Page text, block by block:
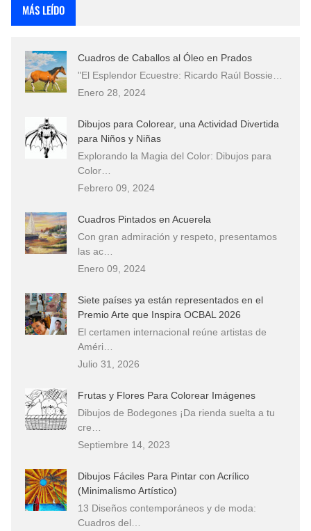
MÁS LEÍDO
Cuadros de Caballos al Óleo en Prados
"El Esplendor Ecuestre: Ricardo Raúl Bossie…
Enero 28, 2024
Dibujos para Colorear, una Actividad Divertida
para Niños y Niñas
Explorando la Magia del Color: Dibujos para
Color…
Febrero 09, 2024
Cuadros Pintados en Acuerela
Con gran admiración y respeto, presentamos
las ac…
Enero 09, 2024
Siete países ya están representados en el
Premio Arte que Inspira OCBAL 2026
El certamen internacional reúne artistas de
Améri…
Julio 31, 2026
Frutas y Flores Para Colorear Imágenes
Dibujos de Bodegones ¡Da rienda suelta a tu
cre…
Septiembre 14, 2023
Dibujos Fáciles Para Pintar con Acrílico
(Minimalismo Artístico)
13 Diseños contemporáneos y de moda:
Cuadros del…